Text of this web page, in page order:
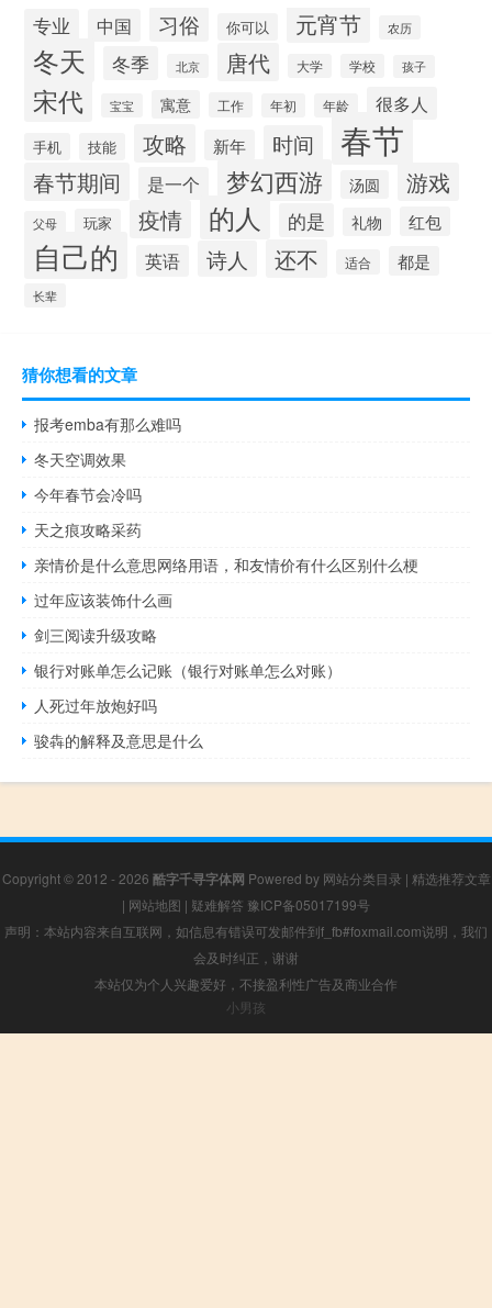
专业 中国 习俗 你可以 元宵节 农历
冬天 冬季 北京 唐代 大学 学校 孩子
宋代 宝宝 寓意 工作 年初 年龄 很多人
手机 技能 攻略 新年 时间 春节
春节期间 是一个 梦幻西游 汤圆 游戏
父母 玩家 疫情 的人 的是 礼物 红包
自己的 英语 诗人 还不 适合 都是
长辈
猜你想看的文章
报考emba有那么难吗
冬天空调效果
今年春节会冷吗
天之痕攻略采药
亲情价是什么意思网络用语，和友情价有什么区别什么梗
过年应该装饰什么画
剑三阅读升级攻略
银行对账单怎么记账（银行对账单怎么对账）
人死过年放炮好吗
骏犇的解释及意思是什么
Copyright © 2012 - 2026 酷字千寻字体网 Powered by 网站分类目录 | 精选推荐文章
| 网站地图 | 疑难解答 豫ICP备05017199号
声明：本站内容来自互联网，如信息有错误可发邮件到f_fb#foxmail.com说明，我们
会及时纠正，谢谢
本站仅为个人兴趣爱好，不接盈利性广告及商业合作
小男孩